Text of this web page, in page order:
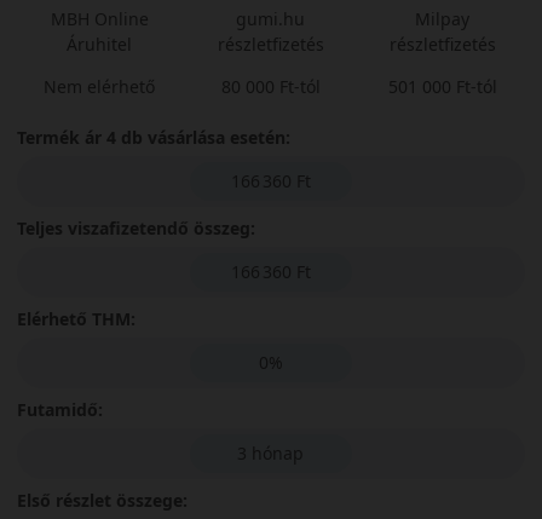
MBH Online
Áruhitel
Nem elérhető
gumi.hu
részletfizetés
80 000 Ft-tól
Milpay
részletfizetés
501 000 Ft-tól
Termék ár 4 db vásárlása esetén:
166 360 Ft
Teljes viszafizetendő összeg:
166 360 Ft
Elérhető THM:
0%
Futamidő:
3 hónap
Első részlet összege: